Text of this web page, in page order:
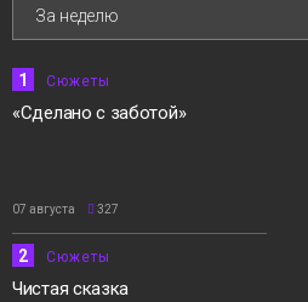
05 августа
1 Сюжеты
«Сделано с заботой»
07 августа 327
2 Сюжеты
Чистая сказка